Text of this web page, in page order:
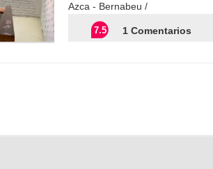
Azca - Bernabeu /
7.5 1 Comentarios